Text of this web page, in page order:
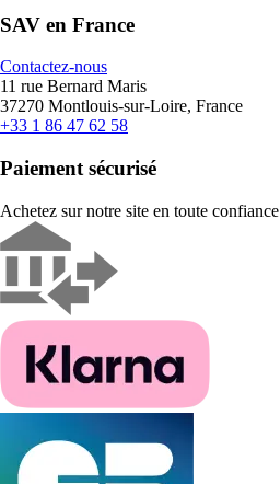
SAV en France
Contactez-nous
11 rue Bernard Maris
37270 Montlouis-sur-Loire, France
+33 1 86 47 62 58
Paiement sécurisé
Achetez sur notre site en toute confiance